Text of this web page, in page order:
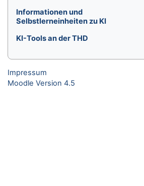
Informationen und
Selbstlerneinheiten zu KI
KI-Tools an der THD
Impressum
Moodle Version 4.5